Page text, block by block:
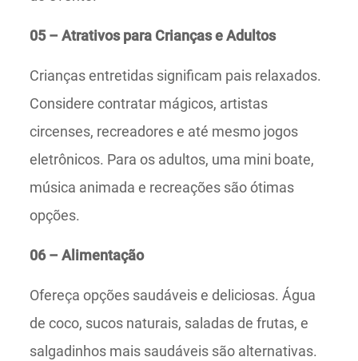
05 – Atrativos para Crianças e Adultos
Crianças entretidas significam pais relaxados.
Considere contratar mágicos, artistas
circenses, recreadores e até mesmo jogos
eletrônicos. Para os adultos, uma mini boate,
música animada e recreações são ótimas
opções.
06 – Alimentação
Ofereça opções saudáveis e deliciosas. Água
de coco, sucos naturais, saladas de frutas, e
salgadinhos mais saudáveis são alternativas.